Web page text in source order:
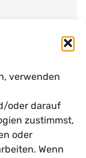
verwenden
oder darauf
zustimmst,
oder
Wenn
/